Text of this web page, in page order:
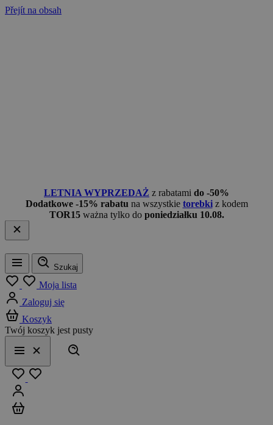
Přejít na obsah
LETNIA WYPRZEDAŻ z rabatami do -50%
Dodatkowe -15% rabatu na wszystkie torebkiz kodem
TOR15 ważna tylko do poniedziałku 10.08.
Menu
Szukaj
Moja lista
Zaloguj się
Koszyk
Twój koszyk jest pusty
Menu
Zamknij